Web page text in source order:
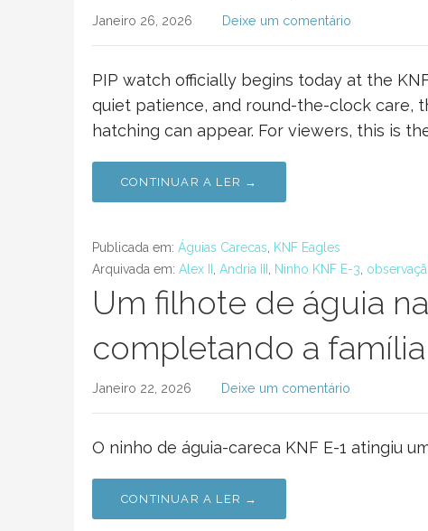
Janeiro 26, 2026 Deixe um comentário
PIP watch officially begins today at the
quiet patience, and round-the-clock care,
hatching can appear. For viewers, this is
CONTINUAR A LER →
Publicada em: Águias Carecas
KNF Eagles
Arquivada em: Alex II Andria III Ninho KNF E-3
Um filhote de águia
completando a
Janeiro 22, 2026 Deixe um comentário
O ninho de águia-careca KNF E-1 atingiu
CONTINUAR A LER →